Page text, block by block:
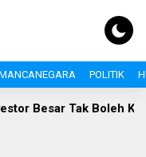
POLITIK
Tak Boleh Kebal Pajak